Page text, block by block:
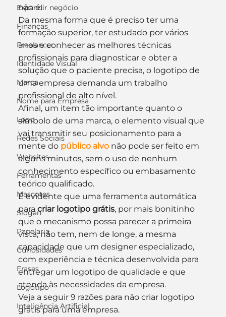
Expandir negócio
Finanças
Freelancer
Identidade Visual
Marca
Nome para Empresa
Logo
Redes Sociais
Websites
Ferramentas
Mascotes
Slogan
Papelaria
Curiosidades
Frases
Logotipo
Inteligência Artificial
não é.
Da mesma forma que é preciso ter uma
formação superior, ter estudado por vários
anos e conhecer as melhores técnicas
profissionais para diagnosticar e obter a
solução que o paciente precisa, o logotipo de
uma empresa demanda um trabalho
profissional de alto nível.
Afinal, um item tão importante quanto o
símbolo de uma marca, o elemento visual que
vai transmitir seu posicionamento para a
mente do público alvo não pode ser feito em
alguns minutos, sem o uso de nenhum
conhecimento específico ou embasamento
teórico qualificado.
É evidente que uma ferramenta automática
para criar logotipo grátis, por mais bonitinho
que o mecanismo possa parecer a primeira
vista, não tem, nem de longe, a mesma
capacidade que um designer especializado,
com experiência e técnica desenvolvida para
entregar um logotipo de qualidade e que
atenda às necessidades da empresa.
Veja a seguir 9 razões para não criar logotipo
grátis para uma empresa.